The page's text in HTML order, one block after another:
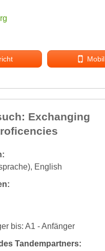
Mobil
Exchanging
English
bis: A1 - Anfänger
Tandempartners: